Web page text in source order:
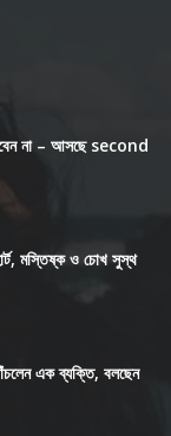
না – আসছে second
মস্তিষ্ক ও চোখ সুস্থ
এক ব্যক্তি, বলছেন